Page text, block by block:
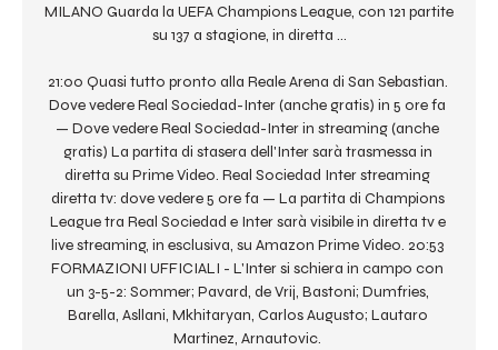
MILANO Guarda la UEFA Champions League, con 121 partite
su 137 a stagione, in diretta ...
21:00 Quasi tutto pronto alla Reale Arena di San Sebastian.
Dove vedere Real Sociedad-Inter (anche gratis) in 5 ore fa
— Dove vedere Real Sociedad-Inter in streaming (anche
gratis) La partita di stasera dell'Inter sarà trasmessa in
diretta su Prime Video. Real Sociedad Inter streaming
diretta tv: dove vedere 5 ore fa — La partita di Champions
League tra Real Sociedad e Inter sarà visibile in diretta tv e
live streaming, in esclusiva, su Amazon Prime Video. 20:53
FORMAZIONI UFFICIALI - L'Inter si schiera in campo con
un 3-5-2: Sommer; Pavard, de Vrij, Bastoni; Dumfries,
Barella, Asllani, Mkhitaryan, Carlos Augusto; Lautaro
Martinez, Arnautovic.